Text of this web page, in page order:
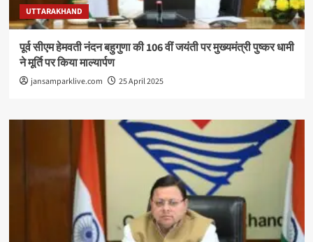
UTTARAKHAND
पूर्व सीएम हेमवती नंदन बहुगुणा की 106 वीं जयंती पर मुख्यमंत्री पुष्कर धामी
ने मूर्ति पर किया माल्यार्पण
jansamparklive.com 25 April 2025